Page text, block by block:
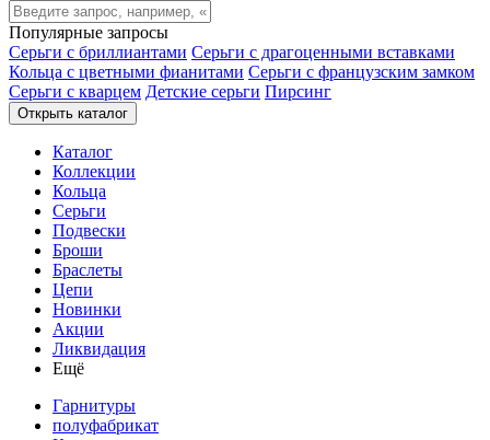
Популярные запросы
Серьги с бриллиантами Серьги с драгоценными вставками
Кольца с цветными фианитами Серьги с французским замком
Серьги с кварцем Детские серьги Пирсинг
Открыть каталог
Каталог
Коллекции
Кольца
Серьги
Подвески
Броши
Браслеты
Цепи
Новинки
Акции
Ликвидация
Ещё
Гарнитуры
полуфабрикат